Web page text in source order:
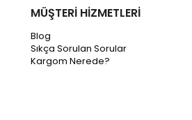
MÜŞTERİ HİZMETLERİ
Blog
Sıkça Sorulan Sorular
Kargom Nerede?